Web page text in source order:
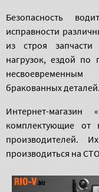
Безопасность
исправности
из строя
нагрузок, ездой по
бракованных
Интернет-магазин
комплектующие от
производителей.
производиться на